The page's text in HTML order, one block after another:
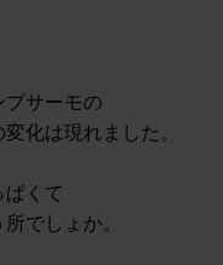
サーモの
化は現れました。
くて
でしょか。